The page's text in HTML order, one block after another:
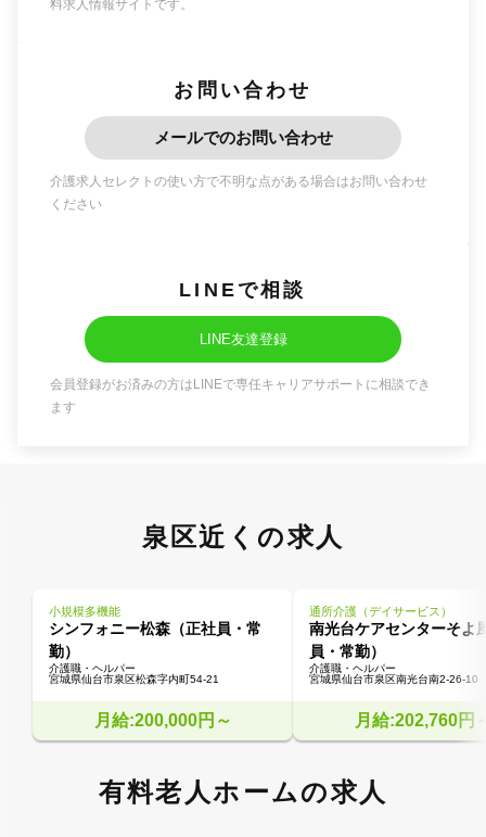
料求人情報サイトです。
お問い合わせ
メールでのお問い合わせ
介護求人セレクトの使い方で不明な点がある場合はお問い合わせ
ください
LINEで相談
LINE友達登録
会員登録がお済みの方はLINEで専任キャリアサポートに相談でき
ます
泉区近くの求人
小規模多機能
シンフォニー松森（正社員・常
勤）
介護職・ヘルパー
宮城県仙台市泉区松森字内町54-21
月給:200,000円～
通所介護（デイサービス）
南光台ケアセンターそよ
員・常勤）
介護職・ヘルパー
宮城県仙台市泉区南光台南2-26-10
月給:202,760円
有料老人ホームの求人